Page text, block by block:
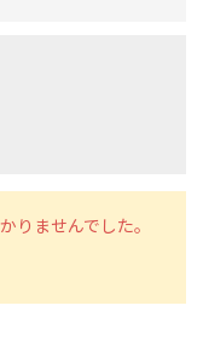
りませんでした。